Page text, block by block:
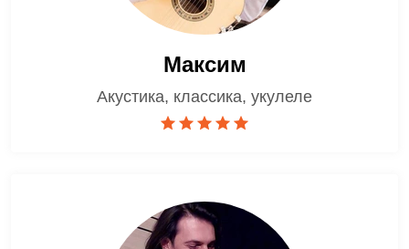
Максим
Акустика, классика, укулеле